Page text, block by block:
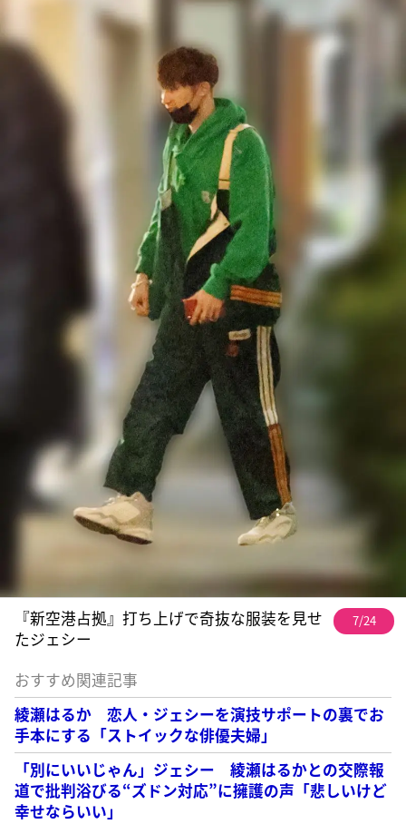
『新空港占拠』打ち上げで奇抜な服装を見せ
たジェシー
7/24
おすすめ関連記事
綾瀬はるか 恋人・ジェシーを演技サポートの裏でお
手本にする「ストイックな俳優夫婦」
「別にいいじゃん」ジェシー 綾瀬はるかとの交際報
道で批判浴びる“ズドン対応”に擁護の声「悲しいけど
幸せならいい」